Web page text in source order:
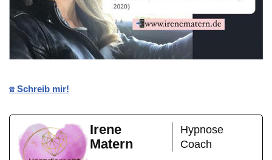
☎️ Schreib mir!
Irene
Matern
Hypnose
Coach